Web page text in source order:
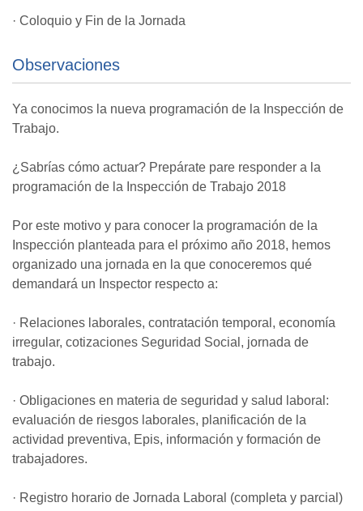
· Coloquio y Fin de la Jornada
Observaciones
Ya conocimos la nueva programación de la Inspección de
Trabajo.
¿Sabrías cómo actuar? Prepárate pare responder a la
programación de la Inspección de Trabajo 2018
Por este motivo y para conocer la programación de la
Inspección planteada para el próximo año 2018, hemos
organizado una jornada en la que conoceremos qué
demandará un Inspector respecto a:
· Relaciones laborales, contratación temporal, economía
irregular, cotizaciones Seguridad Social, jornada de
trabajo.
· Obligaciones en materia de seguridad y salud laboral:
evaluación de riesgos laborales, planificación de la
actividad preventiva, Epis, información y formación de
trabajadores.
· Registro horario de Jornada Laboral (completa y parcial)